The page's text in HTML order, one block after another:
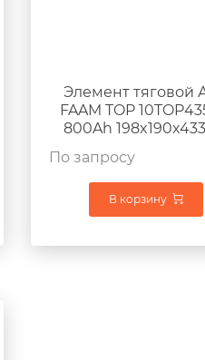
Элемент тяговой
FAAM TOP
800Ah
По запросу
В корзину